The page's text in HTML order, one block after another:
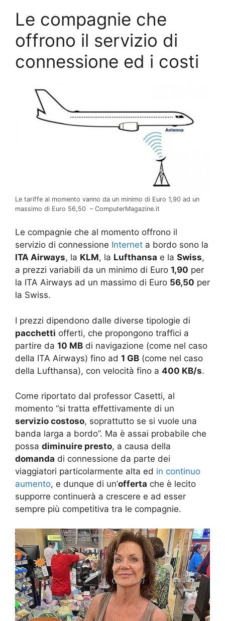
Le compagnie che
offrono il servizio di
connessione ed i costi
Le tariffe al momento vanno da un minimo di Euro 1,90 ad un
massimo di Euro 56,50 – ComputerMagazine.it
Le compagnie che al momento offrono il
servizio di connessione Internet a bordo sono la
ITA Airways, la KLM, la Lufthansa e la Swiss,
a prezzi variabili da un minimo di Euro 1,90 per
la ITA Airways ad un massimo di Euro 56,50 per
la Swiss.
I prezzi dipendono dalle diverse tipologie di
pacchetti offerti, che propongono traffici a
partire da 10 MB di navigazione (come nel caso
della ITA Airways) fino ad 1 GB (come nel caso
della Lufthansa), con velocità fino a 400 KB/s.
Come riportato dal professor Casetti, al
momento “si tratta effettivamente di un
servizio costoso, soprattutto se si vuole una
banda larga a bordo”. Ma è assai probabile che
possa diminuire presto, a causa della
domanda di connessione da parte dei
viaggiatori particolarmente alta ed in continuo
aumento, e dunque di un’offerta che è lecito
supporre continuerà a crescere e ad esser
sempre più competitiva tra le compagnie.